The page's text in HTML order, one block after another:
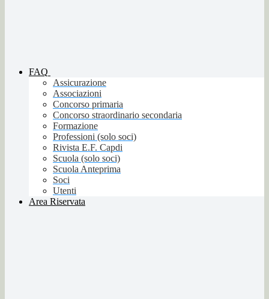
FAQ
Assicurazione
Associazioni
Concorso primaria
Concorso straordinario secondaria
Formazione
Professioni (solo soci)
Rivista E.F. Capdi
Scuola (solo soci)
Scuola Anteprima
Soci
Utenti
Area Riservata